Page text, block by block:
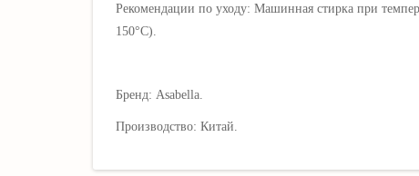
Рекомендации по уходу: Машинная стирка при
150°C).
Бренд: Asabella.
Производство: Китай.